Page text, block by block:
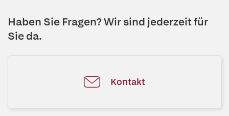
Haben Sie Fragen? Wir sind jederzeit für
Sie da.
Kontakt